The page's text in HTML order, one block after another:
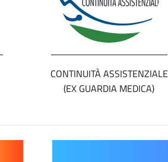
CONTINUITÀ ASSISTENZIALE
(EX GUARDIA MEDICA)